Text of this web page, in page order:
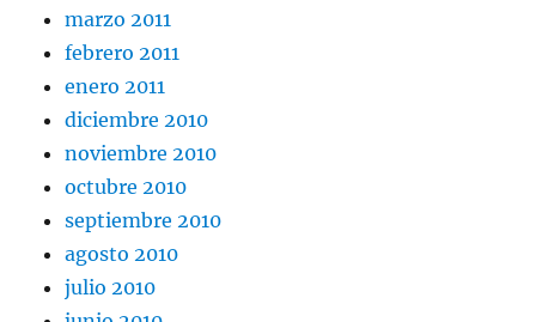
marzo 2011
febrero 2011
enero 2011
diciembre 2010
noviembre 2010
octubre 2010
septiembre 2010
agosto 2010
julio 2010